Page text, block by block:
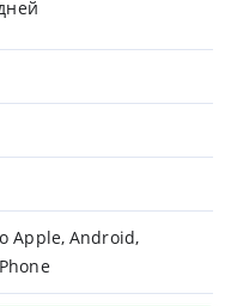
Apple, Android,